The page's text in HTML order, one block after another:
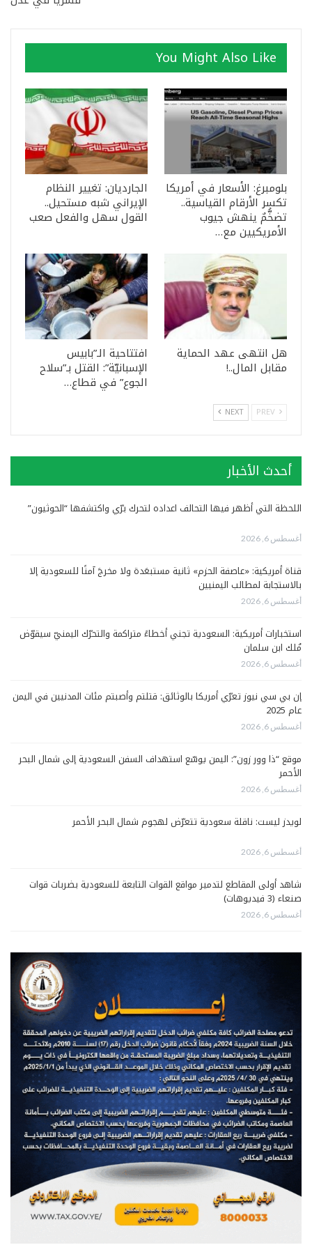
You Might Also Like
بلومبرغ: الأسعار في أمريكا
تكسر الأرقام القياسية..
تضخُّمٌ ينهش جيوب
الأمريكيين مع…
الجارديان: تغيير النظام
الإيراني شبه مستحيل..
القول سهل والفعل صعب
هل انتهى عهد الحماية
مقابل المال..!
افتتاحية الـ”بابيس
الإسبانيّة”: القتل بـ”سلاح
الجوع” في قطاع…
NEXT
أحدث الأخبار
اللحظة التي أظهر فيها التحالف اعداده لتحرك برّي واكتشفها “الحوثيون”
أغسطس 6, 2026
قناة أمريكية: «عاصفة الحزم» ثانية مستبعَدة ولا مخرجَ آمنًا للسعودية إلا
بالاستجابة لمطالب اليمنيين
أغسطس 6, 2026
استخبارات أمريكية: السعودية تجني أخطاءً متراكمة والتحرّك اليمنيّ سيقوّض
مُلك ابن سلمان
أغسطس 6, 2026
إن بي سي نيوز تعرّي أمريكا بالوثائق: قتلتم وأصبتم مئات المدنيين في اليمن
عام 2025
أغسطس 6, 2026
موقع “ذا وور زون”: اليمن يوسّع استهداف السفن السعودية إلى شمال البحر
الأحمر
أغسطس 6, 2026
لويدز ليست: ناقلة سعودية تتعرّض لهجوم شمال البحر الأحمر
أغسطس 6, 2026
شاهد أولى المقاطع لتدمير مواقع القوات التابعة للسعودية بضربات قوات
صنعاء (3 فيديوهات)
أغسطس 6, 2026